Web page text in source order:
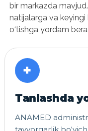
bir markazda
natijalarga va
o‘tishga yordam
+
Tanlashda
ANAMED